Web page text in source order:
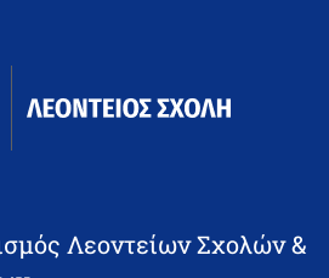
Λεοντείων Σχολών &